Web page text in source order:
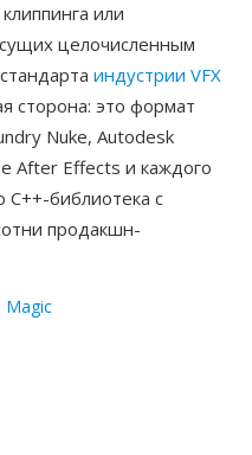
или
целочисленным
индустрии VFX
сторона: это формат
Nuke, Autodesk
After Effects и каждого
C++-библиотека с
продакшн-
Magic